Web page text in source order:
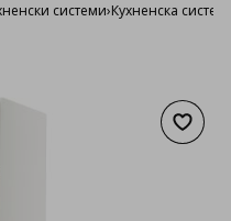
системи›Кухненска